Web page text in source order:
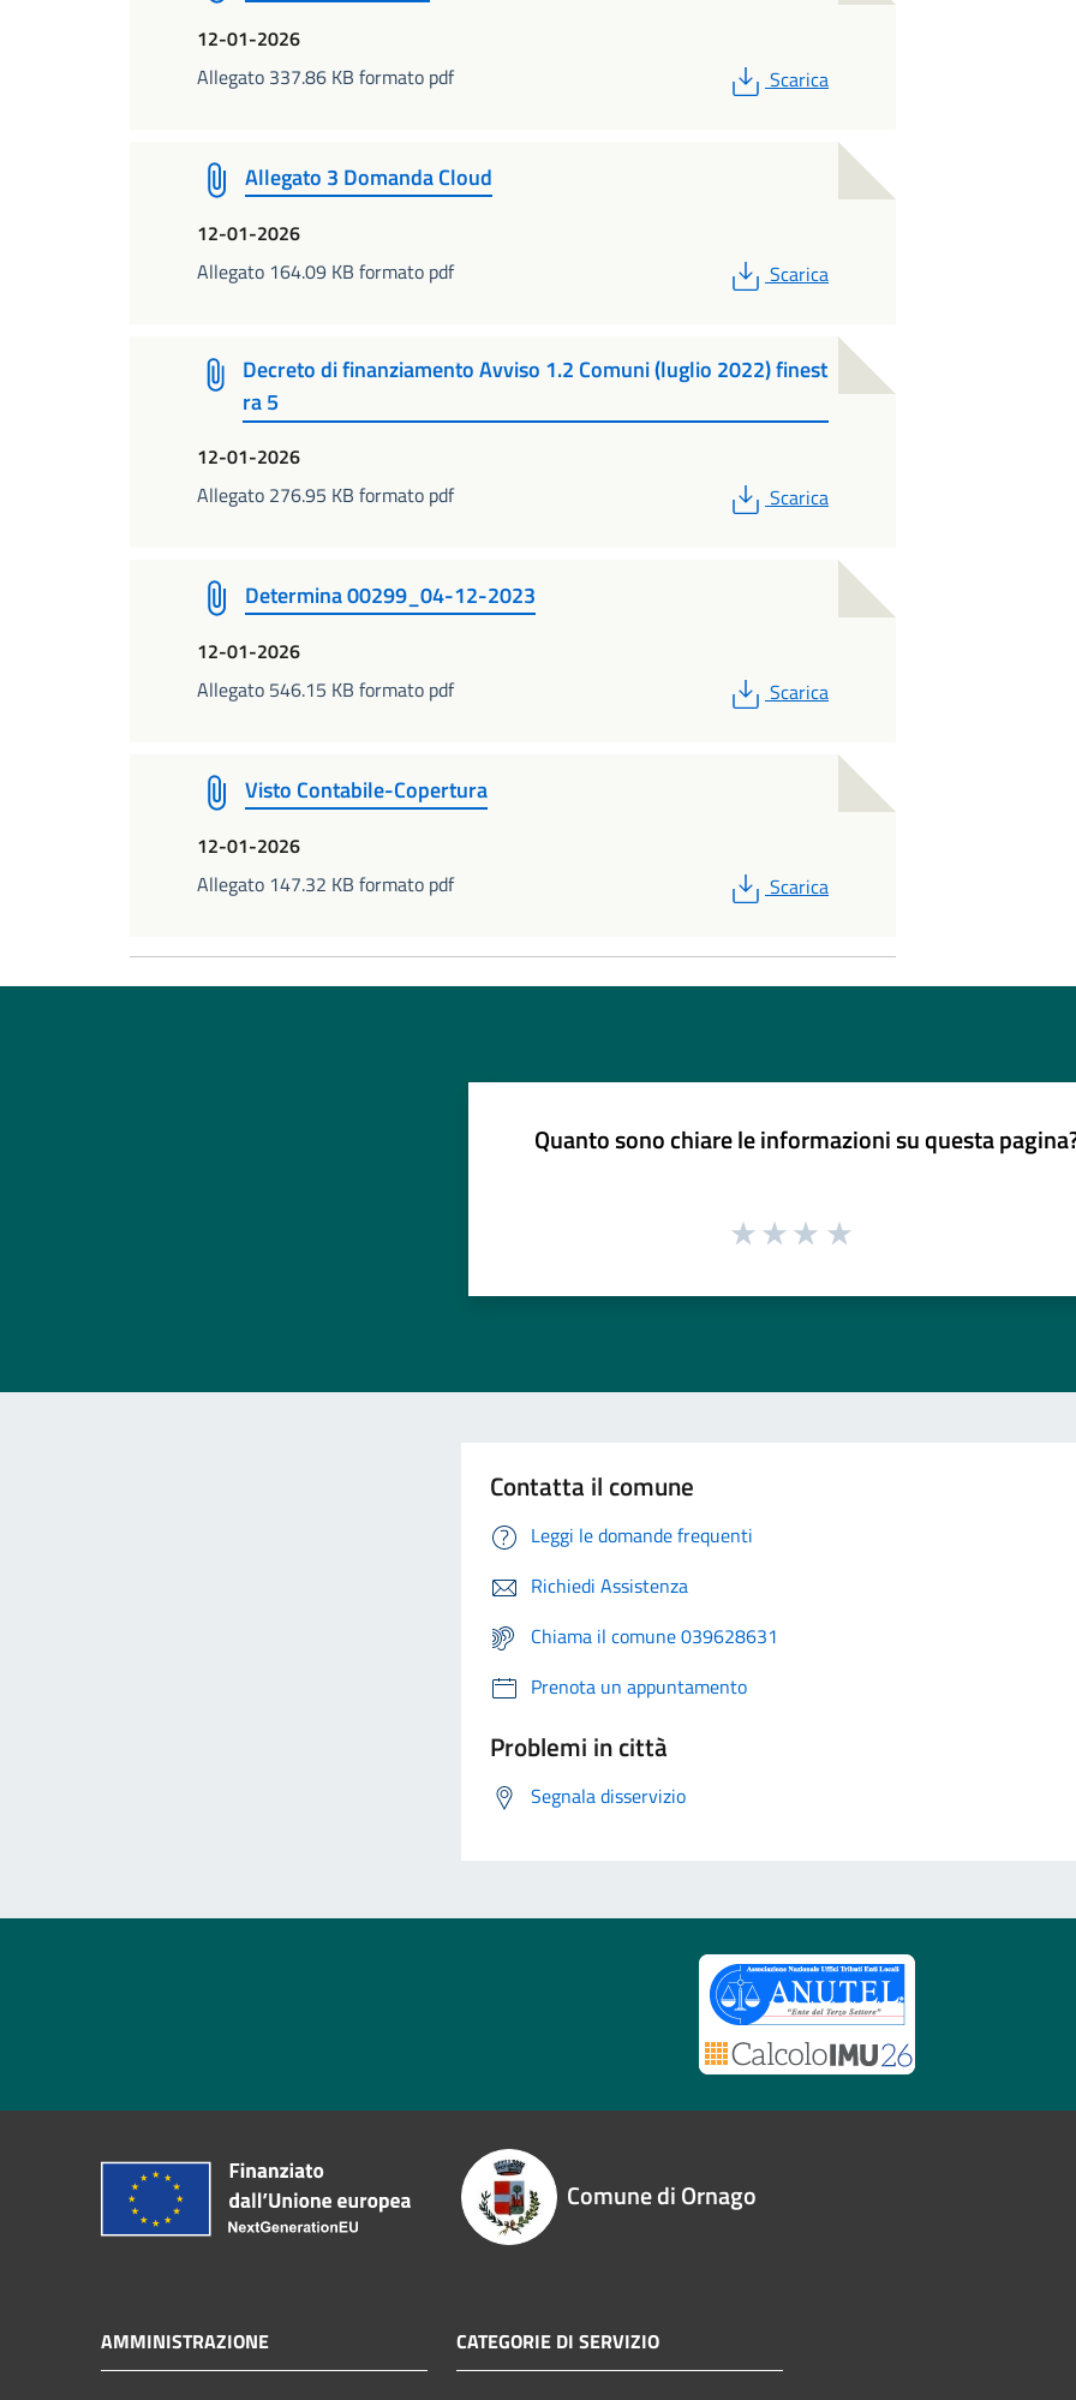
12-01-2026
Allegato 337.86 KB formato pdf
PDF
Scarica
Allegato 3 Domanda Cloud
12-01-2026
Allegato 164.09 KB formato pdf
PDF
Scarica
Decreto di finanziamento Avviso 1.2 Comuni (luglio 2022) finest
ra 5
12-01-2026
Allegato 276.95 KB formato pdf
PDF
Scarica
Determina 00299_04-12-2023
12-01-2026
Allegato 546.15 KB formato pdf
PDF
Scarica
Visto Contabile-Copertura
12-01-2026
Allegato 147.32 KB formato pdf
PDF
Scarica
Quanto sono chiare le informazioni su questa
Contatta il comune
Leggi le domande frequenti
Richiedi Assistenza
Chiama il comune 039628631
Prenota un appuntamento
Problemi in città
Segnala disservizio
Comune di Ornago
AMMINISTRAZIONE CATEGORIE DI SERVIZIO